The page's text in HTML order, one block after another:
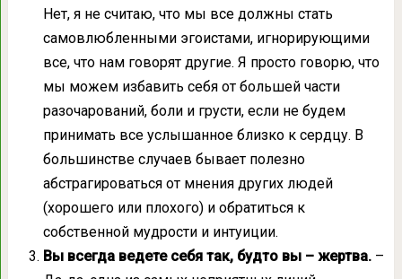
Нет, я не считаю, что мы все должны стать
самовлюбленными эгоистами, игнорирующими
все, что нам говорят другие. Я просто говорю, что
мы можем избавить себя от большей части
разочарований, боли и грусти, если не будем
принимать все услышанное близко к сердцу. В
большинстве случаев бывает полезно
абстрагироваться от мнения других людей
(хорошего или плохого) и обратиться к
собственной мудрости и интуиции.
Вы всегда ведете себя так, будто вы – жертва.–